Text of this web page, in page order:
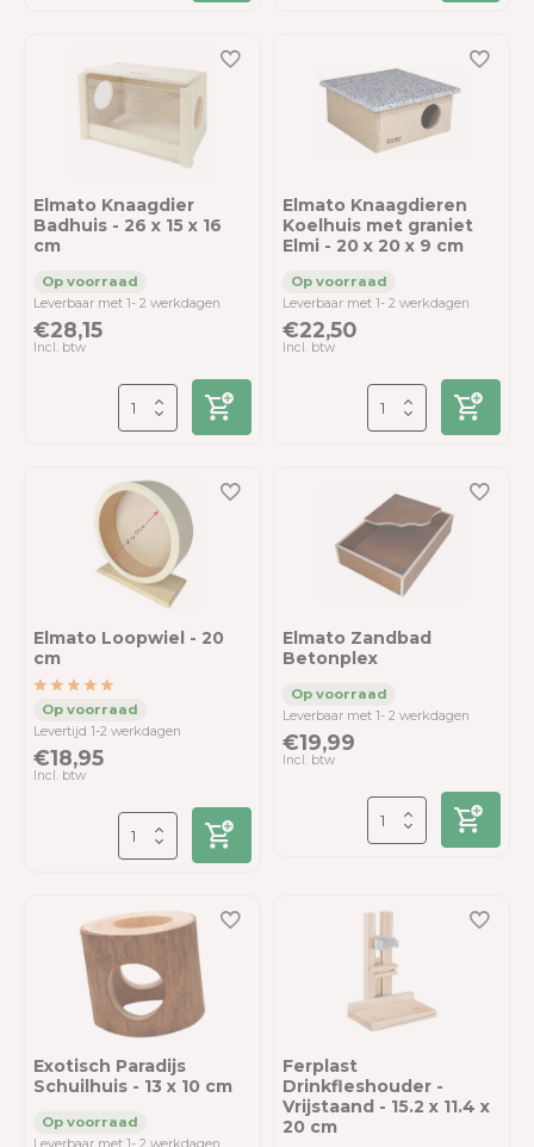
Elmato Knaagdier
Badhuis - 26 x 15 x 16
cm
Leverbaar met 1- 2 werkdagen
€28,15
Incl. btw
Elmato Knaagdieren
Koelhuis met graniet
Elmi - 20 x 20 x 9 cm
Leverbaar met 1- 2 werkdagen
€22,50
Incl. btw
Elmato Loopwiel - 20
cm
Levertijd 1-2 werkdagen
€18,95
Incl. btw
Elmato Zandbad
Betonplex
Leverbaar met 1- 2 werkdagen
€19,99
Incl. btw
Exotisch Paradijs
Schuilhuis - 13 x 10 cm
Ferplast
Drinkfleshouder -
Vrijstaand - 15.2 x 11.4 x
20 cm